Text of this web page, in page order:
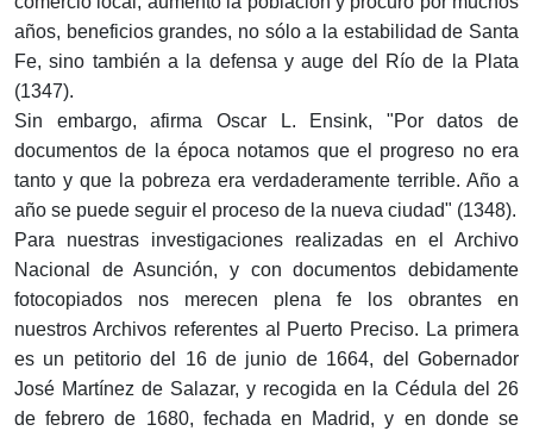
años, beneficios grandes, no sólo a la estabilidad de Santa
Fe, sino también a la defensa y auge del Río de la Plata
(1347).
Sin embargo, afirma Oscar L. Ensink, "Por datos de
documentos de la época notamos que el progreso no era
tanto y que la pobreza era verdaderamente terrible. Año a
año se puede seguir el proceso de la nueva ciudad" (1348).
Para nuestras investigaciones realizadas en el Archivo
Nacional de Asunción, y con documentos debidamente
fotocopiados nos merecen plena fe los obrantes en
nuestros Archivos referentes al Puerto Preciso. La primera
es un petitorio del 16 de junio de 1664, del Gobernador
José Martínez de Salazar, y recogida en la Cédula del 26
de febrero de 1680, fechada en Madrid, y en donde se